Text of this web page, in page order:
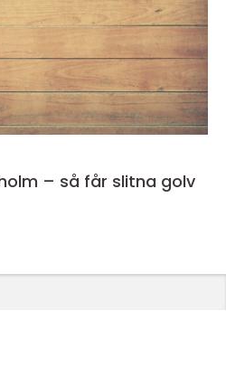
– så får slitna golv